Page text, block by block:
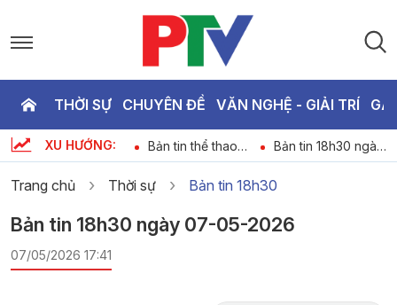
THỜI SỰ CHUYÊN ĐỀ VĂN NGHỆ - GIẢI TRÍ
XU HƯỚNG:
Chương trình thời
sự ngày 08-08-
Bản tin thể thao
ngày 08-08-2026
Bản tin 18h30 ngày
8-8-2026
Trang chủ Thời sự Bản tin 18h30
Bản tin 18h30 ngày 07-05-2026
07/05/2026 17:41